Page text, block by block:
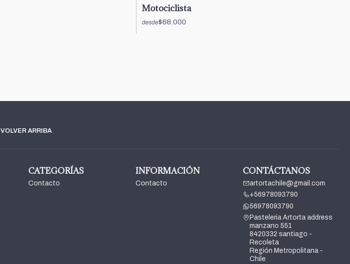
Motociclista
desde$68.000
VOLVER ARRIBA
CATEGORÍAS
Contacto
INFORMACIÓN
Contacto
CONTÁCTANOS
artortachile@gmail.com
+56978093790
56978093790
Pasteleria Artorta address
manzano 551
8420332 santiago -
Recoleta
Región Metropolitana -
Chile